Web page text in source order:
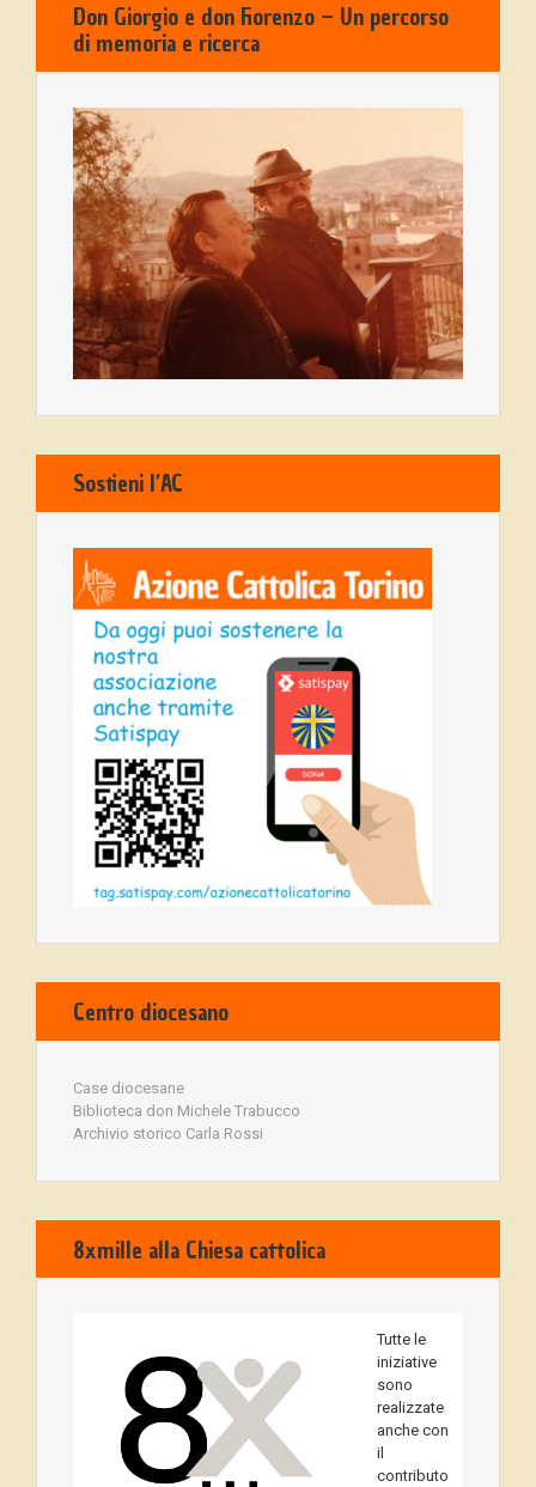
Don Giorgio e don Fiorenzo – Un percorso
di memoria e ricerca
Sostieni l’AC
Centro diocesano
Case diocesane
Biblioteca don Michele Trabucco
Archivio storico Carla Rossi
8xmille alla Chiesa cattolica
Tutte le
iniziative
sono
realizzate
anche con
il
contributo